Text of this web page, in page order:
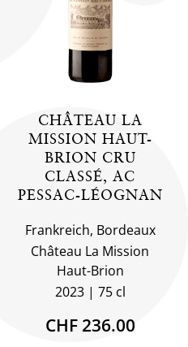
CHÂTEAU LA
MISSION HAUT-
BRION CRU
CLASSÉ, AC
PESSAC-LÉOGNAN
Frankreich, Bordeaux
Château La Mission
Haut-Brion
2023
75 cl
CHF 236.00